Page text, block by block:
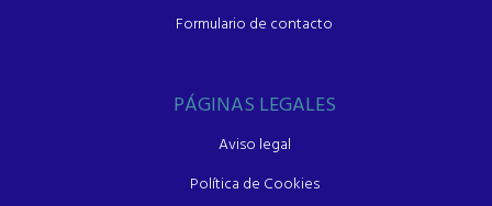
Formulario de contacto
PÁGINAS LEGALES
Aviso legal
Política de Cookies